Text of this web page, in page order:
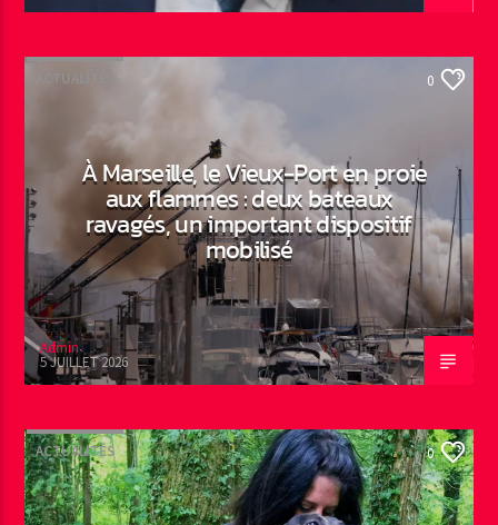
ACTUALITÉS 0
À Marseille, le Vieux-Port en proie
aux flammes : deux bateaux
ravagés, un important dispositif
mobilisé
Admin
5 JUILLET 2026
ACTUALITÉS 0